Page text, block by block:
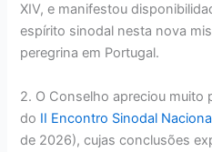
XIV, e manifestou
espírito sinodal nesta nova
peregrina em Portugal.
2. O Conselho apreciou muito
do II Encontro Sinodal
de 2026), cujas conclusões